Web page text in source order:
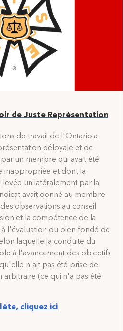
de Juste Représentation
de travail de l'Ontario a
déloyale et de
un membre qui avait été
inappropriée et dont la
levée unilatéralement par la
avait donné au membre
observations au conseil
et la compétence de la
l'évaluation du bien-fondé de
laquelle la conduite du
à l'avancement des objectifs
n'ait pas été prise de
arbitraire (ce qui n'a pas été
cliquez ici